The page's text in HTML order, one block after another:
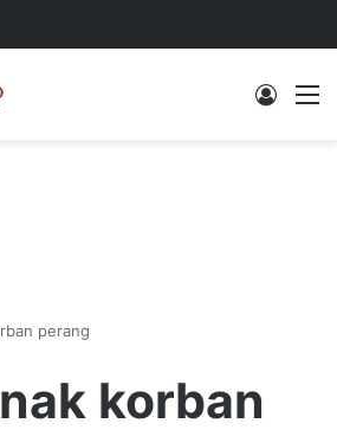
Log In
perang
korban